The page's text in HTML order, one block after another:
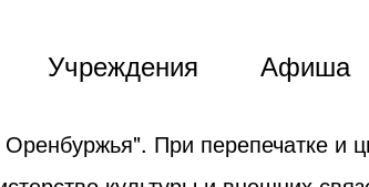
Учреждения Афиша
При перепечатке и